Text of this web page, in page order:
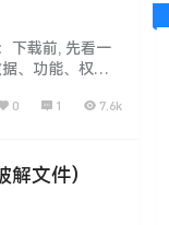
下载前, 先看一
、功能、权
0 1 7.6k
文件）